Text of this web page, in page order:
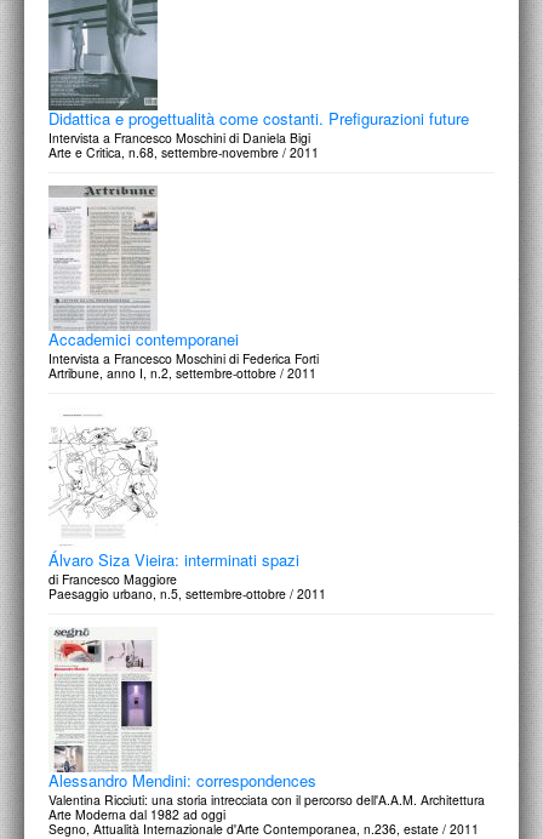
Didattica e progettualità come costanti. Prefigurazioni future
Intervista a Francesco Moschini di Daniela Bigi
Arte e Critica, n.68, settembre-novembre / 2011
Accademici contemporanei
Intervista a Francesco Moschini di Federica Forti
Artribune, anno I, n.2, settembre-ottobre / 2011
Álvaro Siza Vieira: interminati spazi
di Francesco Maggiore
Paesaggio urbano, n.5, settembre-ottobre / 2011
Alessandro Mendini: correspondences
Valentina Ricciuti: una storia intrecciata con il percorso dell'A.A.M. Architettura
Arte Moderna dal 1982 ad oggi
Segno, Attualità Internazionale d'Arte Contemporanea, n.236, estate / 2011